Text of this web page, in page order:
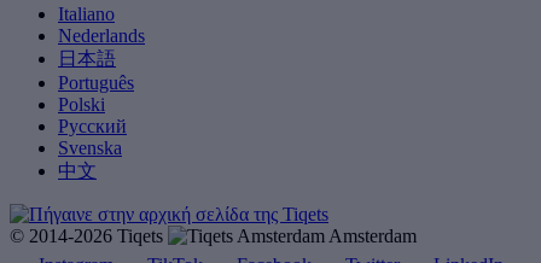
Italiano
Nederlands
日本語
Português
Polski
Русский
Svenska
中文
© 2014-2026 Tiqets
Amsterdam